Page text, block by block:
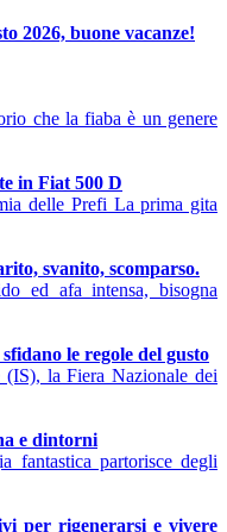
2026, buone vacanze!
che la fiaba è un genere
in Fiat 500 D
delle Prefi La prima gita
svanito, scomparso.
ed afa intensa, bisogna
le regole del gusto
la Fiera Nazionale dei
e dintorni
fantastica partorisce degli
per rigenerarsi e vivere